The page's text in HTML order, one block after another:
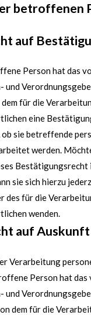
betroffenen
auf
Person hat das
und
dem für die
eine
sie betreffende
werden.
Bestätigungsrecht
sie sich hierzu
des für die
wenden.
auf Auskunft
Verarbeitung
Person hat das
und
dem für die